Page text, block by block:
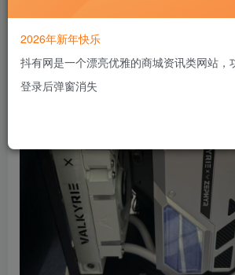
2026年新年快乐
抖有网是一个漂亮优雅的商城资讯类网站，
登录后弹窗消失